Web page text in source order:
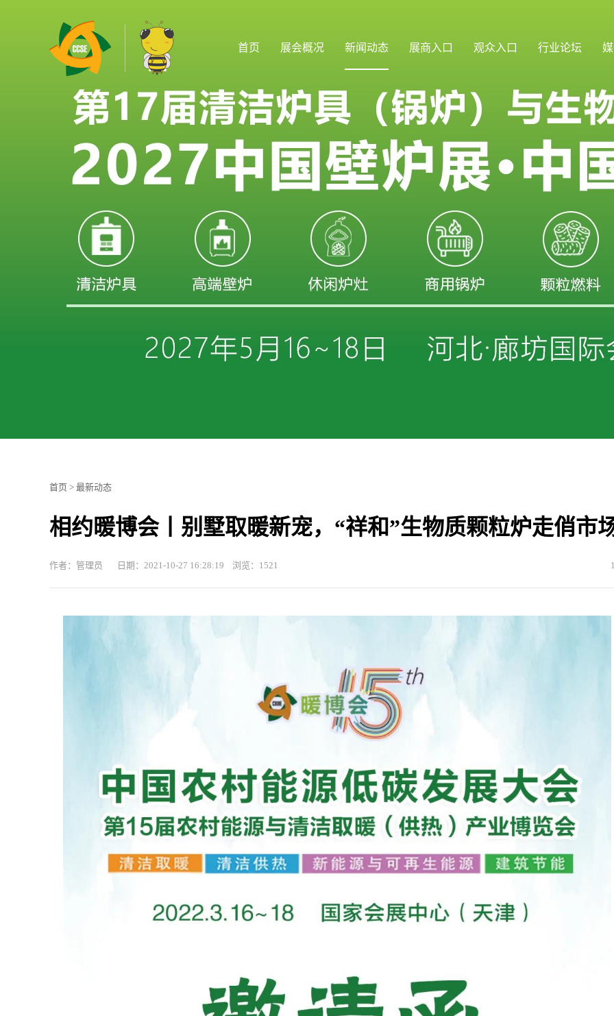
首页 展会概况 新闻动态 展商入口 观众入口 行业论坛
首页 > 最新动态
相约暖博会丨别墅取暖新宠，“祥和”生物质颗粒炉走俏市
作者：管理员 日期：2021-10-27 16:28:19 浏览：1521